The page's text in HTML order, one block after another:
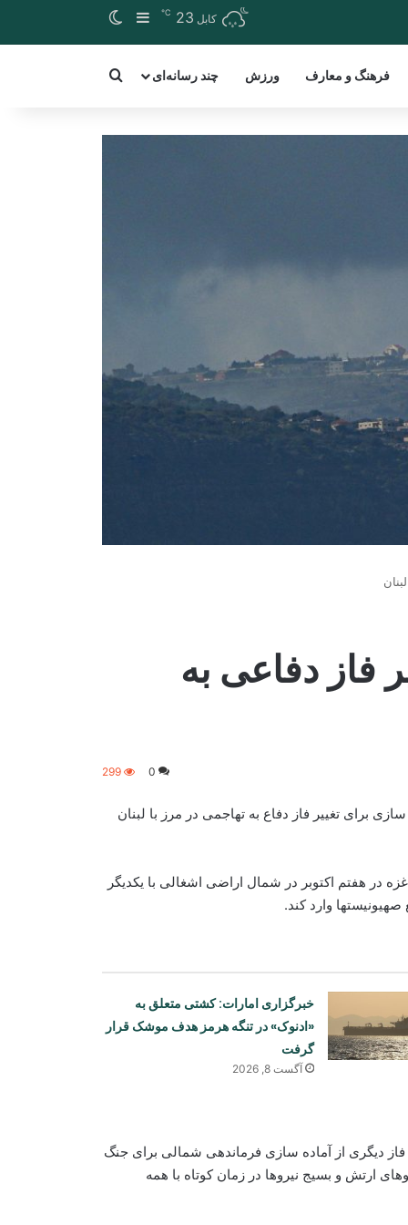
کابل 23
℃
Sidebar
فرهنگ و معارف ورزش چند رسانه‌ای for a word
فاز دفاعی به
0
299
برای تغییر فاز دفاع به تهاجمی در مرز با لبنان
در هفتم اکتوبر در شمال اراضی اشغالی با یکدیگر
وارد کند.
خبرگزاری امارات: کشتی متعلق به
«ادنوک» در تنگه هرمز هدف موشک قرار
گرفت
آگست 8, 2026
دیگری از آماده سازی فرماندهی شمالی برای جنگ
ارتش و بسیج نیروها در زمان کوتاه با همه